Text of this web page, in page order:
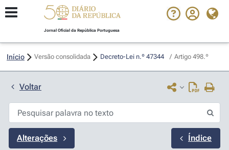
Jornal Oficial da República Portuguesa
Início Versão consolidada Decreto-Lei n.º 47344 / Artigo 498.º
Voltar
Alterações Índice